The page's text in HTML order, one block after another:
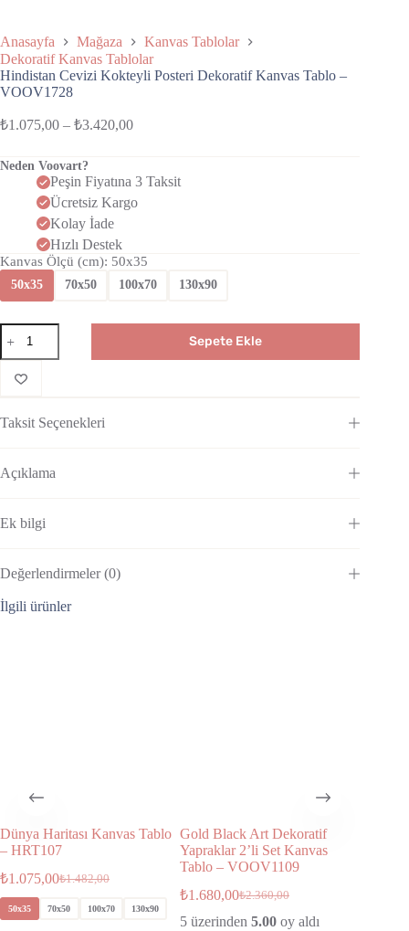
Anasayfa Mağaza
Kanvas Tablolar
Dekoratif Kanvas Tablolar
Hindistan Cevizi Kokteyli Posteri Dekoratif Kanvas Tablo –
VOOV1728
₺1.075,00 – ₺3.420,00
Neden Voovart?
Peşin Fiyatına 3 Taksit
Ücretsiz Kargo
Kolay İade
Hızlı Destek
Kanvas Ölçü (cm): 50x35
50x35 70x50 100x70 130x90
Sepete Ekle
Taksit Seçenekleri
Açıklama
Ek bilgi
Değerlendirmeler (0)
İlgili ürünler
Dünya Haritası Kanvas Tablo
– HRT107
₺1.482,00
₺1.075,00
50x35 70x50 100x70 130x90
Gold Black Art Dekoratif
Yapraklar 2’li Set Kanvas
Tablo – VOOV1109
₺2.360,00
₺1.680,00
5 üzerinden5.00 oy aldı